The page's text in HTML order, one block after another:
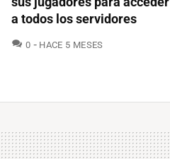
a todos los servidores
0 COMENTARIOS
HACE 5 MESES